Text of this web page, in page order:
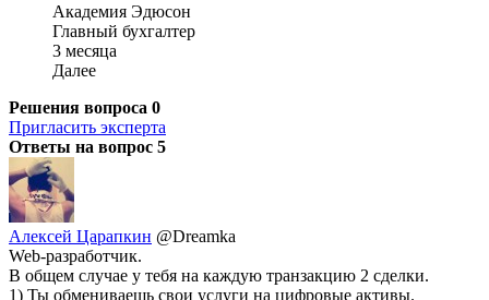
Академия Эдюсон
Главный бухгалтер
3 месяца
Далее
Решения вопроса 0
Пригласить эксперта
Ответы на вопрос 5
Алексей Царапкин @Dreamka
Web-разработчик.
В общем случае у тебя на каждую транзакцию 2 сделки.
1) Ты обмениваешь свои услуги на цифровые активы.